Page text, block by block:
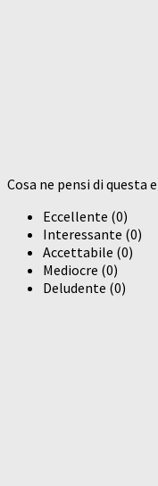
Cosa ne pensi di questa
Eccellente (0)
Interessante (0)
Accettabile (0)
Mediocre (0)
Deludente (0)